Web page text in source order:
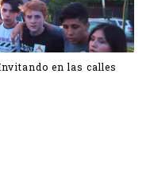
en las calles